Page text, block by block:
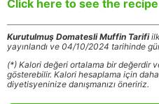
Click here to see the
Kurutulmuş Domatesli Muffin Tarifi
yayınlandı ve 04/10/2024 tarihinde
(*) Kalori değeri ortalama bir değerdir
gösterebilir. Kalori hesaplama için
diyetisyeninize danışmanızı öneririz.